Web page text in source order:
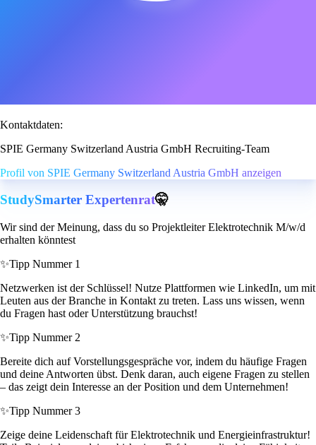
Kontaktdaten:
SPIE Germany Switzerland Austria GmbH Recruiting-Team
Profil von SPIE Germany Switzerland Austria GmbH anzeigen
StudySmarter Expertenrat🤫
Wir sind der Meinung, dass du so Projektleiter Elektrotechnik M/w/d
erhalten könntest
✨Tipp Nummer 1
Netzwerken ist der Schlüssel! Nutze Plattformen wie LinkedIn, um mit
Leuten aus der Branche in Kontakt zu treten. Lass uns wissen, wenn
du Fragen hast oder Unterstützung brauchst!
✨Tipp Nummer 2
Bereite dich auf Vorstellungsgespräche vor, indem du häufige Fragen
und deine Antworten übst. Denk daran, auch eigene Fragen zu stellen
– das zeigt dein Interesse an der Position und dem Unternehmen!
✨Tipp Nummer 3
Zeige deine Leidenschaft für Elektrotechnik und Energieinfrastruktur!